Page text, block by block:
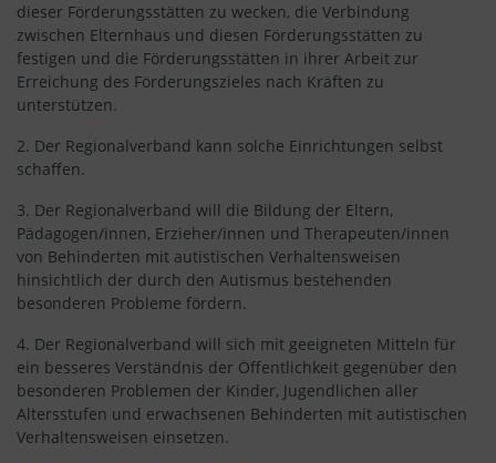
dieser Förderungsstätten zu wecken, die Verbindung
zwischen Elternhaus und diesen Förderungsstätten zu
festigen und die Förderungsstätten in ihrer Arbeit zur
Erreichung des Förderungszieles nach Kräften zu
unterstützen.
2. Der Regionalverband kann solche Einrichtungen selbst
schaffen.
3. Der Regionalverband will die Bildung der Eltern,
Pädagogen/innen, Erzieher/innen und Therapeuten/innen
von Behinderten mit autistischen Verhaltensweisen
hinsichtlich der durch den Autismus bestehenden
besonderen Probleme fördern.
4. Der Regionalverband will sich mit geeigneten Mitteln für
ein besseres Verständnis der Öffentlichkeit gegenüber den
besonderen Problemen der Kinder, Jugendlichen aller
Altersstufen und erwachsenen Behinderten mit autistischen
Verhaltensweisen einsetzen.